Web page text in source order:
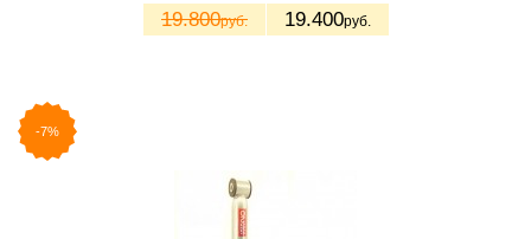
19.800руб. 19.400руб.
-7%